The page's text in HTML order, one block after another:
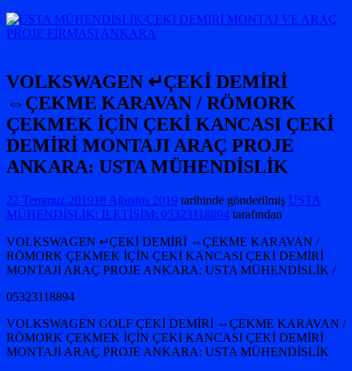
VOLKSWAGEN ↵ÇEKİ DEMİRİ
⇔ÇEKME KARAVAN / RÖMORK
ÇEKMEK İÇİN ÇEKİ KANCASI ÇEKİ
DEMİRİ MONTAJI ARAÇ PROJE
ANKARA: USTA MÜHENDİSLİK
22 Temmuz 201918 Ağustos 2019 tarihinde gönderilmiş USTA
MÜHENDİSLİK: İLETİŞİM: 05323118894 tarafından
VOLKSWAGEN ↵ÇEKİ DEMİRİ ⇔ÇEKME KARAVAN /
RÖMORK ÇEKMEK İÇİN ÇEKİ KANCASI ÇEKİ DEMİRİ
MONTAJI ARAÇ PROJE ANKARA: USTA MÜHENDİSLİK /
05323118894
VOLKSWAGEN GOLF ÇEKİ DEMİRİ ⇔ÇEKME KARAVAN /
RÖMORK ÇEKMEK İÇİN ÇEKİ KANCASI ÇEKİ DEMİRİ
MONTAJI ARAÇ PROJE ANKARA: USTA MÜHENDİSLİK